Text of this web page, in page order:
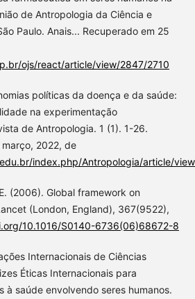
de Antropologia da Ciência e
Paulo. Anais... Recuperado em 25
ojs/react/article/view/2847/2710
políticas da doença e da saúde:
na experimentação
de Antropologia. 1 (1). 1-26.
2022, de
index.php/Antropologia/article/
(2006). Global framework on
(London, England), 367(9522),
10.1016/S0140-6736(06)68672-8
Internacionais de Ciências
Éticas Internacionais para
à saúde envolvendo seres humanos.